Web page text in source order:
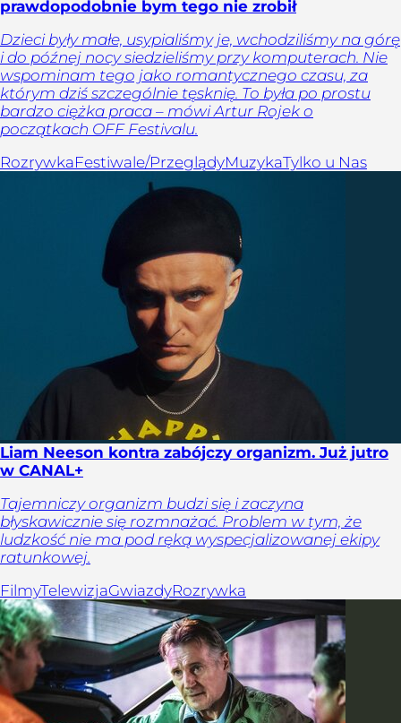
prawdopodobnie bym tego nie zrobił
Dzieci były małe, usypialiśmy je, wchodziliśmy na górę
i do późnej nocy siedzieliśmy przy komputerach. Nie
wspominam tego jako romantycznego czasu, za
którym dziś szczególnie tęsknię. To była po prostu
bardzo ciężka praca – mówi Artur Rojek o
początkach OFF Festivalu.
RozrywkaFestiwale/PrzeglądyMuzykaTylko u Nas
Liam Neeson kontra zabójczy organizm. Już jutro
w CANAL+
Tajemniczy organizm budzi się i zaczyna
błyskawicznie się rozmnażać. Problem w tym, że
ludzkość nie ma pod ręką wyspecjalizowanej ekipy
ratunkowej.
FilmyTelewizjaGwiazdyRozrywka